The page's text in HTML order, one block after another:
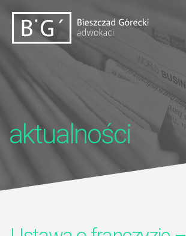
aktualności